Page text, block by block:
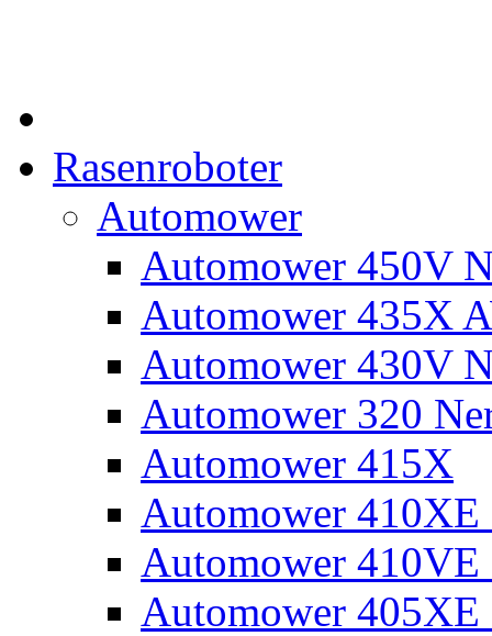
Rasenroboter
Automower
Automower 450V
Automower 435X
Automower 430V
Automower 320
Automower 415X
Automower 410XE
Automower 410VE
Automower 405XE